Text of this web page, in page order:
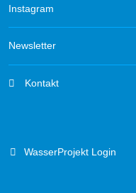
Instagram
Newsletter
Kontakt
WasserProjekt Login